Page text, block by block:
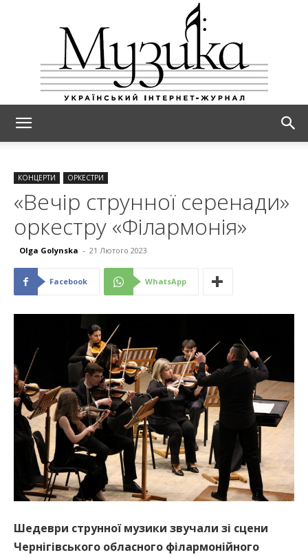
КОНЦЕРТИ ОРКЕСТРИ
«Вечір струнної серенади»
оркестру «Філармонія»
Olga Golynska - 21 Лютого 2023
Facebook WhatsApp
Шедеври струнної музики звучали зі сцени
Чернігівського обласного філармонійного